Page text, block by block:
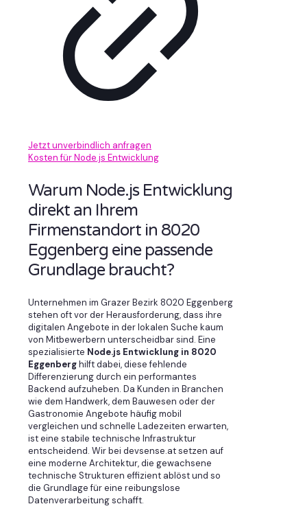
Jetzt unverbindlich anfragen
Kosten für Node.js Entwicklung
Warum Node.js Entwicklung
direkt an Ihrem
Firmenstandort in 8020
Eggenberg eine passende
Grundlage braucht?
Unternehmen im Grazer Bezirk 8020 Eggenberg
stehen oft vor der Herausforderung, dass ihre
digitalen Angebote in der lokalen Suche kaum
von Mitbewerbern unterscheidbar sind. Eine
spezialisierte Node.js Entwicklung in 8020
Eggenberghilft dabei, diese fehlende
Differenzierung durch ein performantes
Backend aufzuheben. Da Kunden in Branchen
wie dem Handwerk, dem Bauwesen oder der
Gastronomie Angebote häufig mobil
vergleichen und schnelle Ladezeiten erwarten,
ist eine stabile technische Infrastruktur
entscheidend. Wir bei devsense.at setzen auf
eine moderne Architektur, die gewachsene
technische Strukturen effizient ablöst und so
die Grundlage für eine reibungslose
Datenverarbeitung schafft.